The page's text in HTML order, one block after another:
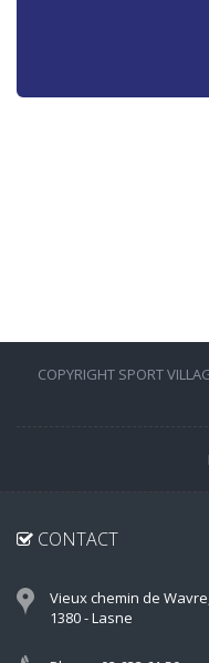
COPYRIGHT SPORT
CONTACT
Vieux chemin de
1380 - Lasne